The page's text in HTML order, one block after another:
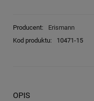
Producent:
Erismann
Kod produktu:
10471-15
OPIS